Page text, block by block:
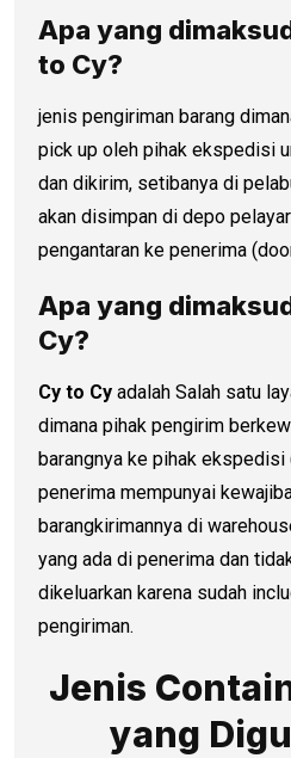
Apa yang
to Cy?
jenis pengiriman barang
pick up oleh pihak ekspedisi
dan dikirim, setibanya di
akan disimpan di depo
pengantaran ke penerima
Apa yang
Cy?
Cy to Cy adalah Salah satu
dimana pihak pengirim
barangnya ke pihak
penerima mempunyai
barangkirimannya di
yang ada di penerima dan
dikeluarkan karena sudah
pengiriman.
Jenis
yang